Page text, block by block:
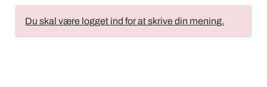
Du skal være logget ind for at skrive din mening.